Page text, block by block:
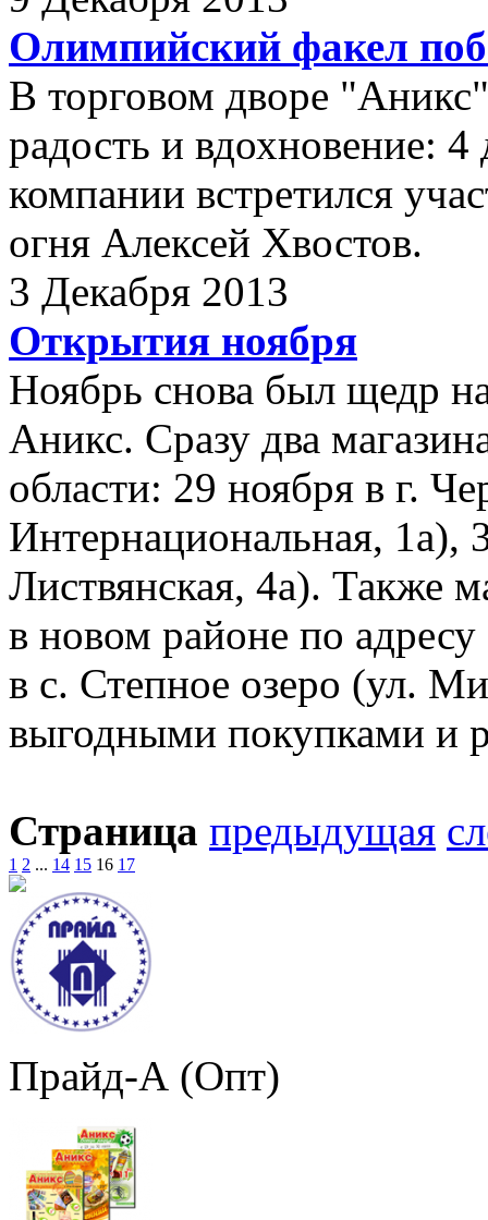
Олимпийский факел
В торговом дворе
радость и вдохновение: 4
компании встретился
огня Алексей Хвостов.
3 Декабря 2013
Открытия ноября
Ноябрь снова был щедр
Аникс. Сразу два
области: 29 ноября в г.
Интернациональная, 1а),
Листвянская, 4а). Также
в новом районе по
в с. Степное озеро (ул.
выгодными покупками и
Страница предыдущая
1 2 ... 14 15 16 17
Прайд-А (Опт)